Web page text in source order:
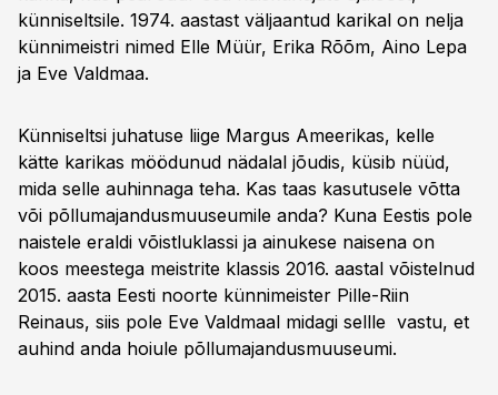
künniseltsile. 1974. aastast väljaantud karikal on nelja
künnimeistri nimed Elle Müür, Erika Rõõm, Aino Lepa
ja Eve Valdmaa.
Künniseltsi juhatuse liige Margus Ameerikas, kelle
kätte karikas möödunud nädalal jõudis, küsib nüüd,
mida selle auhinnaga teha. Kas taas kasutusele võtta
või põllumajandusmuuseumile anda? Kuna Eestis pole
naistele eraldi võistluklassi ja ainukese naisena on
koos meestega meistrite klassis 2016. aastal võistelnud
2015. aasta Eesti noorte künnimeister Pille-Riin
Reinaus, siis pole Eve Valdmaal midagi sellle vastu, et
auhind anda hoiule põllumajandusmuuseumi.